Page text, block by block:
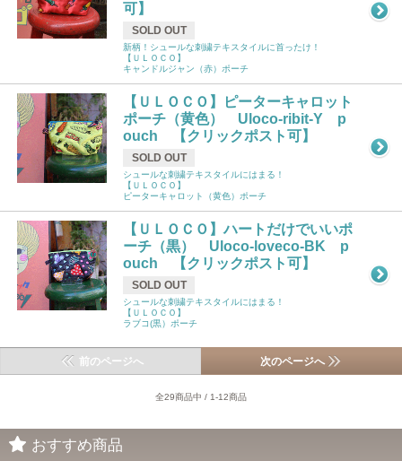
可】
SOLD OUT
新柄！シュールな刺繍テキスタイルに首ったけ！
【ＵＬＯＣＯ】
キャンドルジャン（赤）ポーチ
【ＵＬＯＣＯ】ピーターキャロット
ポーチ（黄色） Uloco-ribit-Y p
ouch 【クリックポスト可】
SOLD OUT
シュールな刺繍テキスタイルにはまる！
【ＵＬＯＣＯ】
ピーターキャロット（黄色）ポーチ
【ＵＬＯＣＯ】ハートだけでいいポ
ーチ（黒） Uloco-loveco-BK p
ouch 【クリックポスト可】
SOLD OUT
シュールな刺繍テキスタイルにはまる！
【ＵＬＯＣＯ】
ラブコ(黒）ポーチ
前のページへ 次のページへ
全29商品中 / 1-12商品
おすすめ商品